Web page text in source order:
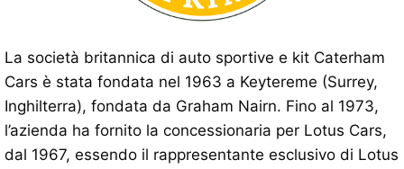
La società britannica di auto sportive e kit Caterham
Cars è stata fondata nel 1963 a Keytereme (Surrey,
Inghilterra), fondata da Graham Nairn. Fino al 1973,
l’azienda ha fornito la concessionaria per Lotus Cars,
dal 1967, essendo il rappresentante esclusivo di Lotus